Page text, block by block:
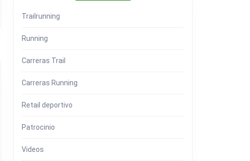
Trailrunning
Running
Carreras Trail
Carreras Running
Retail deportivo
Patrocinio
Videos